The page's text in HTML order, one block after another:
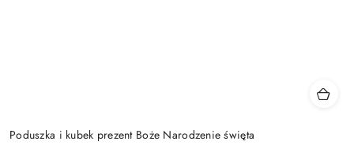
Poduszka i kubek prezent Boże Narodzenie święta